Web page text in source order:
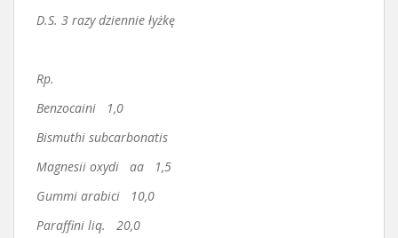
D.S. 3 razy dziennie łyżkę
Rp.
Benzocaini 1,0
Bismuthi subcarbonatis
Magnesii oxydi aa 1,5
Gummi arabici 10,0
Paraffini liq. 20,0